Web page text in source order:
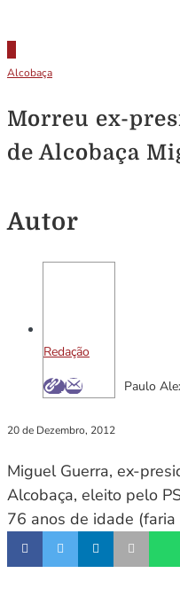
Alcobaça
Morreu ex-
de Alcobaça
Autor
Redação
Paulo
20 de Dezembro, 2012
Miguel Guerra, ex-
Alcobaça, eleito pelo
76 anos de idade